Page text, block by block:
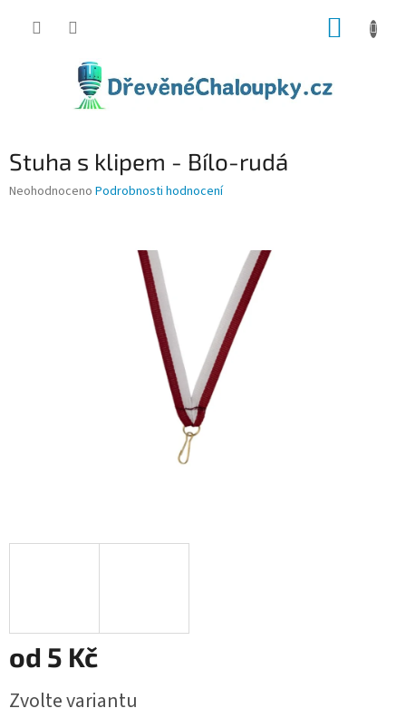
Stuha s klipem - Bílo-rudá
Průměrné
Neohodnoceno Podrobnosti hodnocení
od 5 Kč
cena:
Zvolte variantu